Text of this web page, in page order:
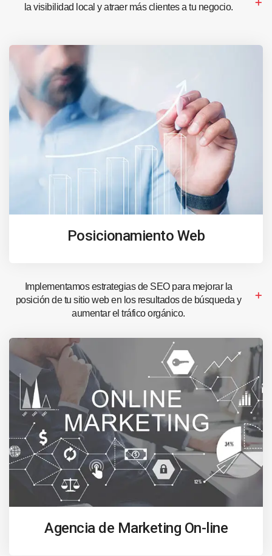
la visibilidad local y atraer más clientes a tu negocio.
Posicionamiento Web
Implementamos estrategias de SEO para mejorar la
posición de tu sitio web en los resultados de búsqueda y
aumentar el tráfico orgánico.
Agencia de Marketing On-line